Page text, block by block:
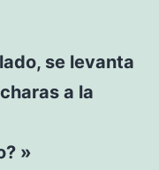
se levanta
a la
»